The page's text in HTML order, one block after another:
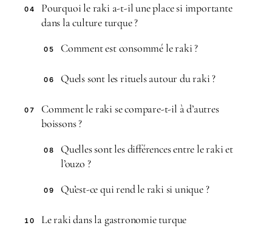
04
Pourquoi le raki a-t-il une place si importante
dans la culture turque ?
05 Comment est consommé le raki ?
06 Quels sont les rituels autour du raki ?
07
Comment le raki se compare-t-il à d’autres
boissons ?
08
Quelles sont les différences entre le raki et
l’ouzo ?
09 Qu’est-ce qui rend le raki si unique ?
10 Le raki dans la gastronomie turque